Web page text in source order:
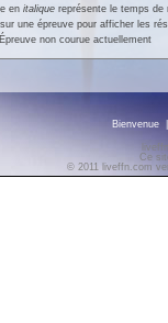
en italiquereprésente le temps de
une épreuve pour afficher les
non courue actuellement
Bienvenue
Ce
© 2011 liveffn.com